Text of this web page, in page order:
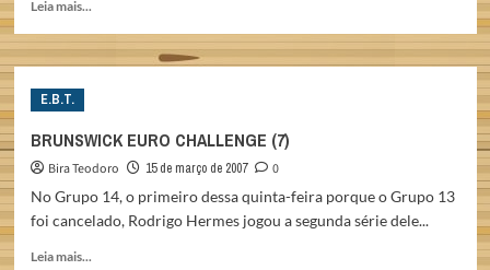
Leia mais...
BRUNSWICK
E.B.T.
BRUNSWICK EURO CHALLENGE (7)
Bira Teodoro 15 de março de 2007
0
No Grupo 14, o primeiro dessa quinta-feira porque o Grupo 13
foi cancelado, Rodrigo Hermes jogou a segunda série dele...
Leia mais...